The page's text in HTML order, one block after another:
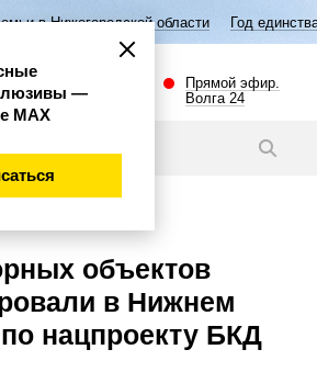
области Год единства народов России
Прямой эфир.
Волга 24
объектов
в Нижнем
нацпроекту БКД
—
МАХ